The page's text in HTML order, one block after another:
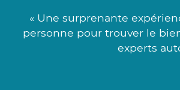
« Une surprenante
personne pour trouver le
experts